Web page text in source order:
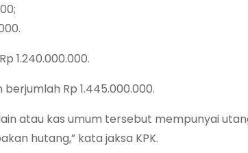
1.240.000.000.
Rp 1.445.000.000.
atau kas umum tersebut mempunyai
hutang,” kata jaksa KPK.